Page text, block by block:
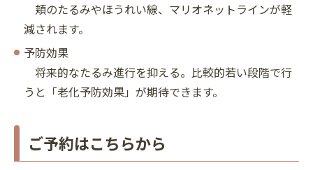
頬のたるみやほうれい線、マリオネットラインが軽
減されます。
予防効果
将来的なたるみ進行を抑える。比較的若い段階で行
うと「老化予防効果」が期待できます。
ご予約はこちらから